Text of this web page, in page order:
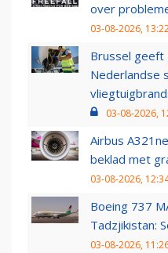
over
03-08-2026,
Brussel geeft
Nederlandse
03-08-2026,
Airbus
beklad met
03-08-2026,
Boeing 737
Tadzjikistan:
03-08-2026,